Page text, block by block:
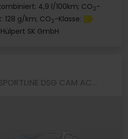
4,9 l/100km; CO2-
128 g/km; CO2-Klasse: D
SK GmbH
Octavia Combi 1.5 SPORTLINE DSG CAM ACC LM18